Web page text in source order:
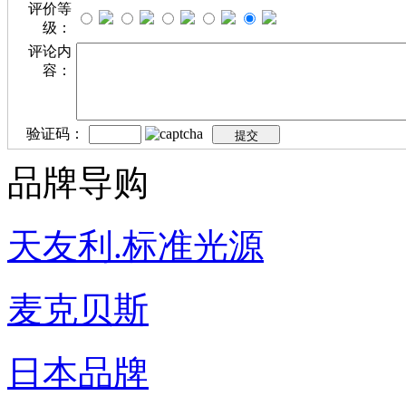
评价等
级：
评论内
容：
验证码：
品牌导购
天友利.标准光源
麦克贝斯
日本品牌